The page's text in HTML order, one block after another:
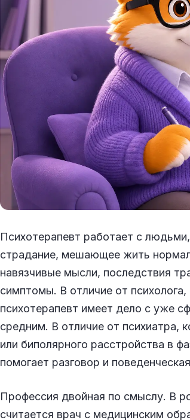
Психотерапевт работает с
страдание, мешающее жить
навязчивые мысли, последствия
симптомы. В отличие от
психотерапевт имеет дело с уже
средним. В отличие от психиатра,
или биполярного расстройства в
помогает разговор и
Профессия двойная по смыслу. В
считается врач с медицинским